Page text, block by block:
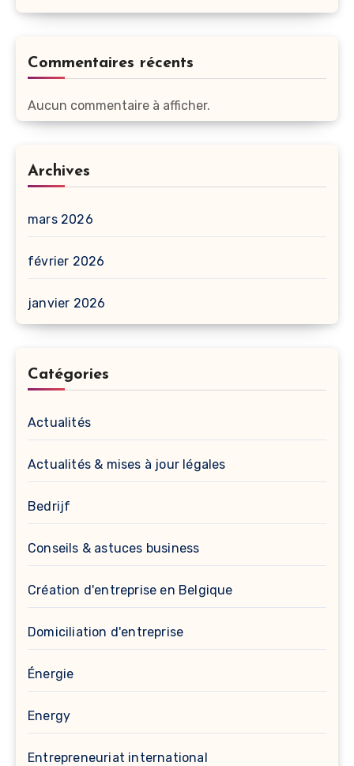
Commentaires récents
Aucun commentaire à afficher.
Archives
mars 2026
février 2026
janvier 2026
Catégories
Actualités
Actualités & mises à jour légales
Bedrijf
Conseils & astuces business
Création d'entreprise en Belgique
Domiciliation d'entreprise
Énergie
Energy
Entrepreneuriat international